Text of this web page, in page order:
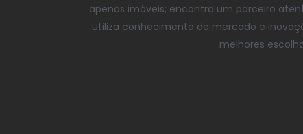
apenas imóveis; encontra um parceiro
utiliza conhecimento de mercado e
melhores